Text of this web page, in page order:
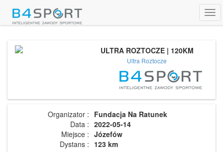
ULTRA ROZTOCZE | 120KM
Ultra Roztocze
Organizator : Fundacja Na Ratunek
Data : 2022-05-14
Miejsce : Józefów
Dystans : 123 km